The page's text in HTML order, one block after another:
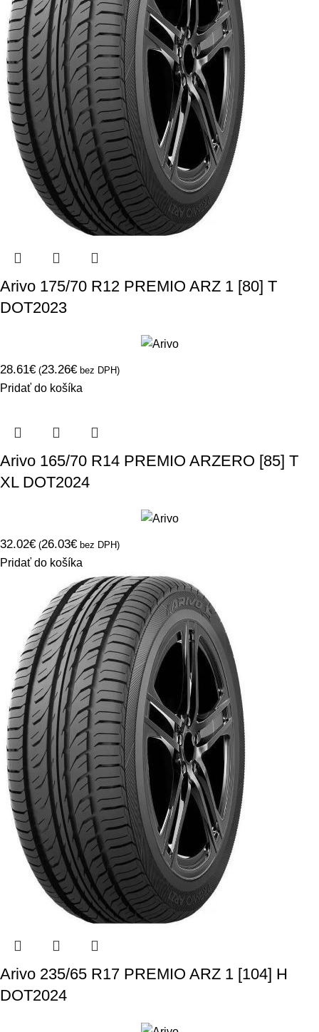
Arivo 175/70 R12 PREMIO ARZ 1 [80] T
DOT2023
28.61€ (23.26€ bez DPH)
Pridať do košíka
Arivo 165/70 R14 PREMIO ARZERO [85] T
XL DOT2024
32.02€ (26.03€ bez DPH)
Pridať do košíka
Arivo 235/65 R17 PREMIO ARZ 1 [104] H
DOT2024